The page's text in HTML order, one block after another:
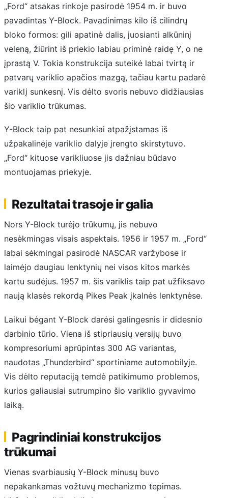
„Ford“ atsakas rinkoje pasirodė 1954 m. ir buvo
pavadintas Y-Block. Pavadinimas kilo iš cilindrų
bloko formos: gili apatinė dalis, juosianti alkūninį
veleną, žiūrint iš priekio labiau priminė raidę Y, o ne
įprastą V. Tokia konstrukcija suteikė labai tvirtą ir
patvarų variklio apačios mazgą, tačiau kartu padarė
variklį sunkesnį. Vis dėlto svoris nebuvo didžiausias
šio variklio trūkumas.
Y-Block taip pat nesunkiai atpažįstamas iš
užpakalinėje variklio dalyje įrengto skirstytuvo.
„Ford“ kituose varikliuose jis dažniau būdavo
montuojamas priekyje.
Rezultatai trasoje ir galia
Nors Y-Block turėjo trūkumų, jis nebuvo
nesėkmingas visais aspektais. 1956 ir 1957 m. „Ford“
labai sėkmingai pasirodė NASCAR varžybose ir
laimėjo daugiau lenktynių nei visos kitos markės
kartu sudėjus. 1957 m. šis variklis taip pat užfiksavo
naują klasės rekordą Pikes Peak įkalnės lenktynėse.
Laikui bėgant Y-Block darėsi galingesnis ir didesnio
darbinio tūrio. Viena iš stipriausių versijų buvo
kompresoriumi aprūpintas 300 AG variantas,
naudotas „Thunderbird“ sportiniame automobilyje.
Vis dėlto reputaciją temdė patikimumo problemos,
kurios galiausiai sutrumpino šio variklio gyvavimo
laiką.
Pagrindiniai konstrukcijos
trūkumai
Vienas svarbiausių Y-Block minusų buvo
nepakankamas vožtuvų mechanizmo tepimas.